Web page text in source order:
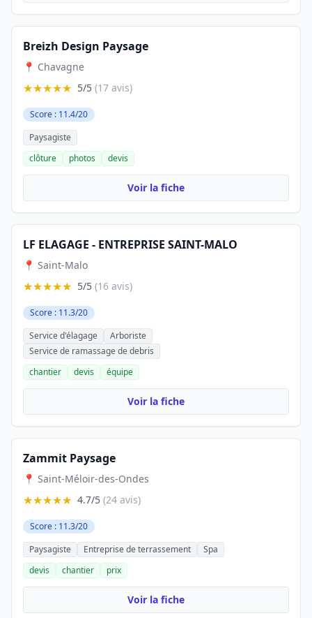
Breizh Design Paysage
📍 Chavagne
★★★★★ 5/5 (17 avis)
Score : 11.4/20
Paysagiste
clôture
photos devis
Voir la fiche
LF ELAGAGE - ENTREPRISE SAINT-MALO
📍 Saint-Malo
★★★★★ 5/5 (16 avis)
Score : 11.3/20
Service d'élagage
Arboriste
Service de ramassage de debris
chantier
devis équipe
Voir la fiche
Zammit Paysage
📍 Saint-Méloir-des-Ondes
★★★★★ 4.7/5 (24 avis)
Score : 11.3/20
Paysagiste
Entreprise de terrassement
Spa
devis
chantier prix
Voir la fiche